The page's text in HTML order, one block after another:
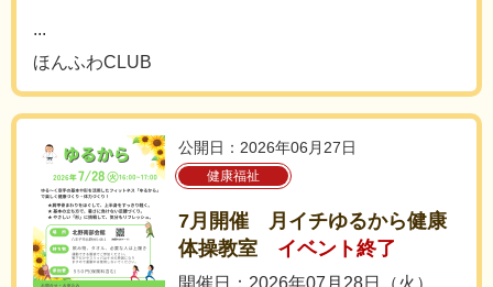
...
ほんふわCLUB
公開日：2026年06月27日
健康福祉
7月開催 月イチゆるから健康
体操教室
イベント終了
開催日：2026年07月28日（火）